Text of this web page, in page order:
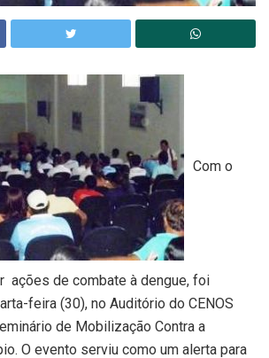
Com o
ações de combate à dengue, foi
feira (30), no Auditório do CENOS
de Mobilização Contra a
O evento serviu como um alerta para